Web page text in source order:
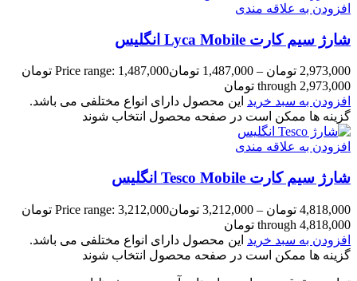
افزودن به علاقه مندی
شارژ سیم کارت Lyca Mobile انگلیس
2,973,000 تومان –
1,487,000 تومان
Price range: 1,487,000 تومان
through 2,973,000 تومان
افزودن به سبد خرید این محصول دارای انواع مختلفی می باشد.
گزینه ها ممکن است در صفحه محصول انتخاب شوند
افزودن به علاقه مندی
شارژ سیم کارت Tesco Mobile انگلیس
4,818,000 تومان –
3,212,000 تومان
Price range: 3,212,000 تومان
through 4,818,000 تومان
افزودن به سبد خرید این محصول دارای انواع مختلفی می باشد.
گزینه ها ممکن است در صفحه محصول انتخاب شوند